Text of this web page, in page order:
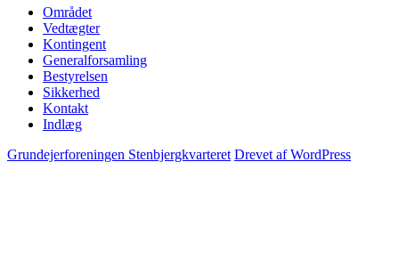
Området
Vedtægter
Kontingent
Generalforsamling
Bestyrelsen
Sikkerhed
Kontakt
Indlæg
Grundejerforeningen Stenbjergkvarteret Drevet af WordPress